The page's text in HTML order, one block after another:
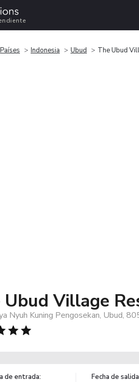
Países Indonesia Ubud The Ubud
Ubud Village
Nyuh Kuning Pengosekan, Ubud,
de entrada: Fecha de